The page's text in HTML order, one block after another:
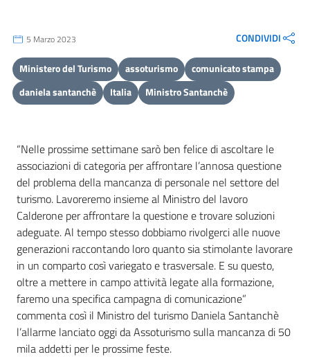
5 Marzo 2023 CONDIVIDI
Ministero del Turismo assoturismo
comunicato stampa
daniela santanchè
Italia Ministro Santanchè
“Nelle prossime settimane sarò ben felice di ascoltare le
associazioni di categoria per affrontare l’annosa questione
del problema della mancanza di personale nel settore del
turismo. Lavoreremo insieme al Ministro del lavoro
Calderone per affrontare la questione e trovare soluzioni
adeguate. Al tempo stesso dobbiamo rivolgerci alle nuove
generazioni raccontando loro quanto sia stimolante lavorare
in un comparto così variegato e trasversale. E su questo,
oltre a mettere in campo attività legate alla formazione,
faremo una specifica campagna di comunicazione”
commenta così il Ministro del turismo Daniela Santanchè
l’allarme lanciato oggi da Assoturismo sulla mancanza di 50
mila addetti per le prossime feste.